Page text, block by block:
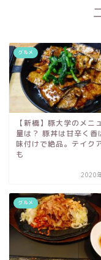
グルメ
【新橋】豚大学のメニ
量は？ 豚丼は甘辛く香
味付けで絶品。テイク
も
2020
グルメ